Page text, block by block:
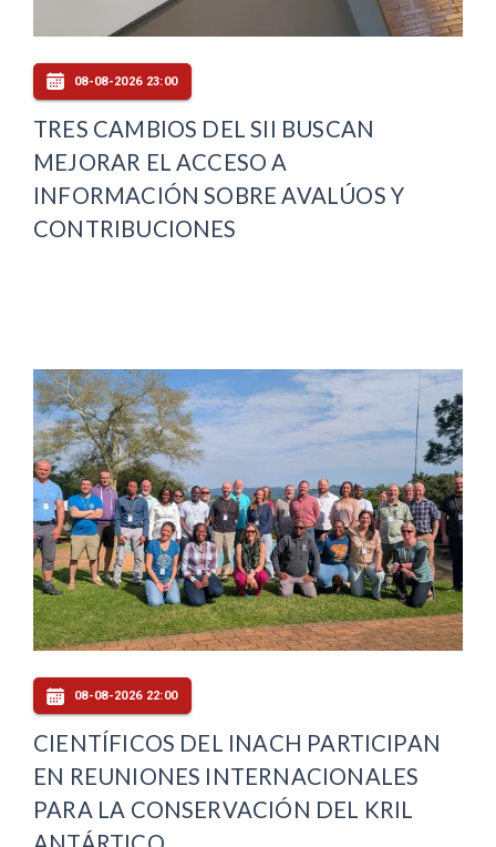
08-08-2026 23:00
TRES CAMBIOS DEL SII BUSCAN
MEJORAR EL ACCESO A
INFORMACIÓN SOBRE AVALÚOS Y
CONTRIBUCIONES
08-08-2026 22:00
CIENTÍFICOS DEL INACH PARTICIPAN
EN REUNIONES INTERNACIONALES
PARA LA CONSERVACIÓN DEL KRIL